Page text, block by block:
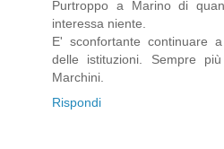
Purtroppo a Marino di
interessa niente.
E' sconfortante continuare
delle istituzioni. Sempre
Marchini.
Rispondi